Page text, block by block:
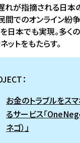
れが指摘される日本
間でのオンライン紛
を日本でも実現。多く
ットをもたらす。
：
お金のトラブルをス
るサービス「
ネゴ）」